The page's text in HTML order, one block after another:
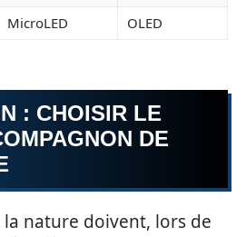
MicroLED OLED
: CHOISIR LE
DE
nature doivent, lors de